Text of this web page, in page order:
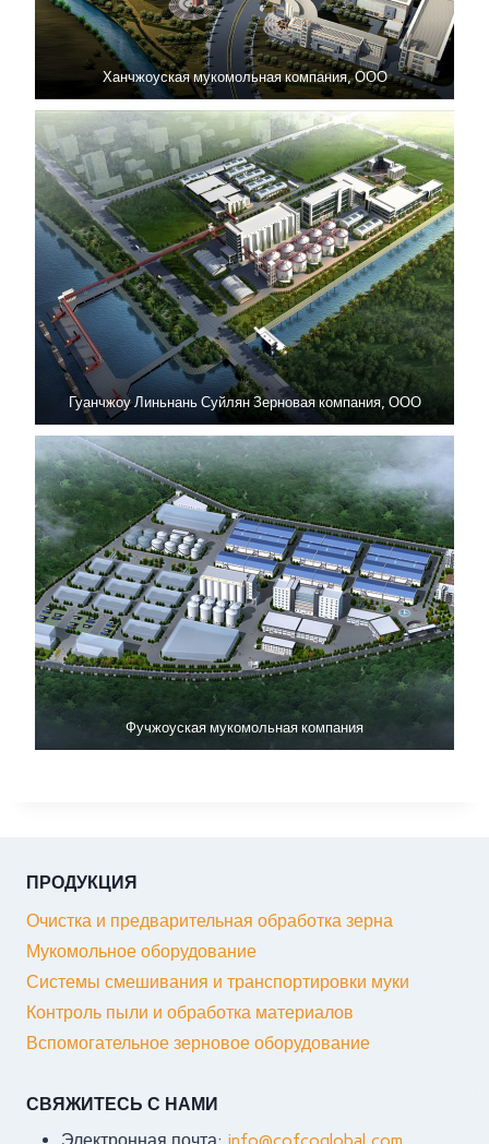
Ханчжоуская мукомольная компания, ООО
Гуанчжоу Линьнань Суйлян Зерновая компания, ООО
Фучжоуская мукомольная компания
ПРОДУКЦИЯ
Очистка и предварительная обработка зерна
Мукомольное оборудование
Системы смешивания и транспортировки муки
Контроль пыли и обработка материалов
Вспомогательное зерновое оборудование
СВЯЖИТЕСЬ С НАМИ